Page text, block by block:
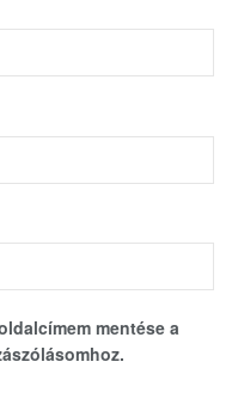
mentése a